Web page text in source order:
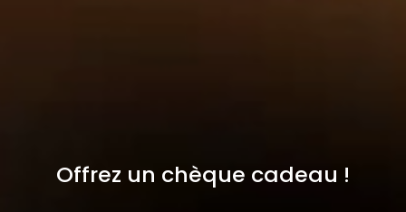
Offrez un chèque cadeau !